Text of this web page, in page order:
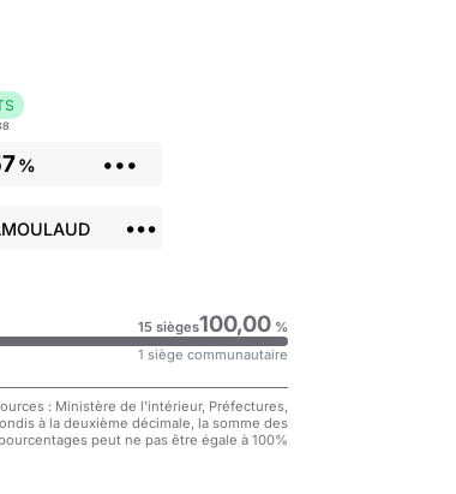
% •••
•••
15 sièges100,00 %
1 siège communautaire
: Ministère de l'intérieur, Préfectures,
à la deuxième décimale, la somme des
pourcentages peut ne pas être égale à 100%